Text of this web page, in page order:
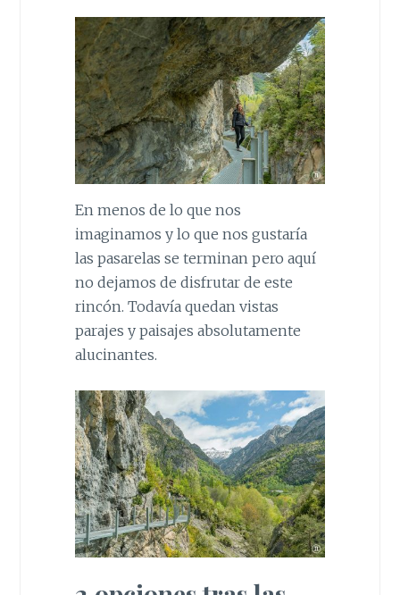
En menos de lo que nos
imaginamos y lo que nos gustaría
las pasarelas se terminan pero aquí
no dejamos de disfrutar de este
rincón. Todavía quedan vistas
parajes y paisajes absolutamente
alucinantes.